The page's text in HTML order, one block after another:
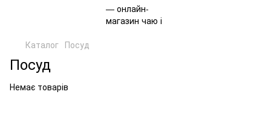
Каталог Посуд
Посуд
Немає товарів